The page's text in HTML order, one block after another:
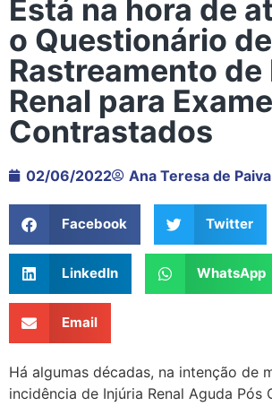
Está na hora de
o Questionário de
Rastreamento de
Renal para
Contrastados
02/06/2022 Ana Teresa de
Facebook Twitter
LinkedIn WhatsApp
Email
Há algumas décadas, na intenção de
incidência de Injúria Renal Aguda Pós